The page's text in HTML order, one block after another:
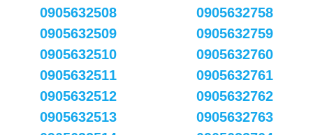
0905632508
0905632509
0905632510
0905632511
0905632512
0905632513
0905632758
0905632759
0905632760
0905632761
0905632762
0905632763